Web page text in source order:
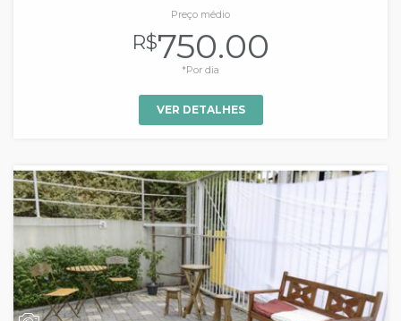
Preço médio
R$750.00
*Por dia
VER DETALHES